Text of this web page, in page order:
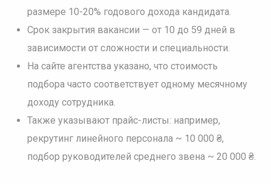
размере 10-20% годового дохода кандидата.
Срок закрытия вакансии — от 10 до 59 дней в
зависимости от сложности и специальности.
На сайте агентства указано, что стоимость
подбора часто соответствует одному месячному
доходу сотрудника.
Также указывают прайс-листы: например,
рекрутинг линейного персонала ~ 10 000 ₴,
подбор руководителей среднего звена ~ 20 000 ₴.